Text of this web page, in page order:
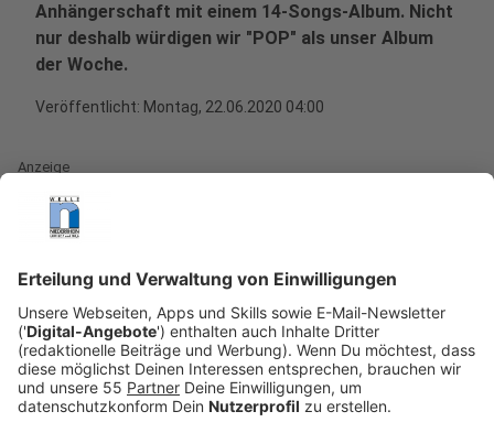
Anhängerschaft mit einem 14-Songs-Album. Nicht
nur deshalb würdigen wir "POP" als unser Album
der Woche.
Veröffentlicht: Montag, 22.06.2020 04:00
Anzeige
"Haltet mich davon ab, ein neues Album zu machen",
sagte Fynn Kliemann im Jahr 2019. Ein Jahr später ist
Anzeige
Das Multitalent Fynn Kliemann ist für viele Menschen